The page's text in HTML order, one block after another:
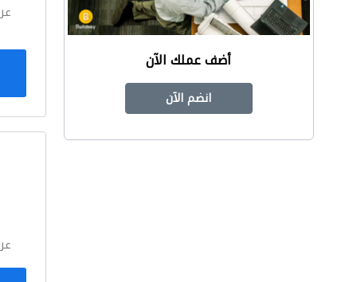
أضف عملك الآن
انضم الآن